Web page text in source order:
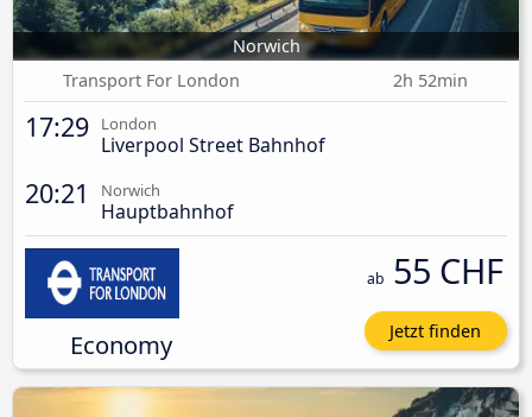
Norwich
Transport For London
2h 52min
17:29 London
Liverpool Street Bahnhof
20:21 Norwich
Hauptbahnhof
Economy
ab 55 CHF
Jetzt finden